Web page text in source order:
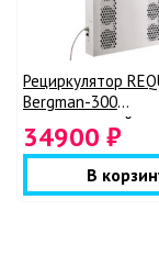
Рециркулятор
Bergman-300
промышленный
34900 ₽
В